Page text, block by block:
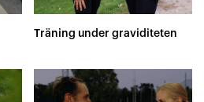
Träning under graviditeten